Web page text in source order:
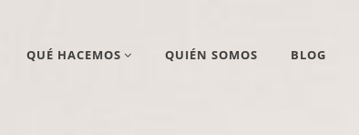
QUÉ HACEMOS QUIÉN SOMOS BLOG